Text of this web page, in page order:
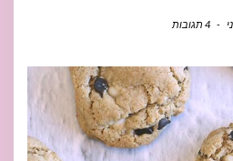
- 4 תגובות